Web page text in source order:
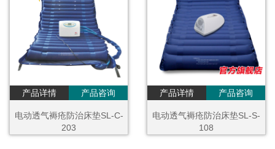
产品详情 产品咨询
电动透气褥疮防治床垫SL-C-
203
产品详情 产品咨询
电动透气褥疮防治床垫SL-S-
108